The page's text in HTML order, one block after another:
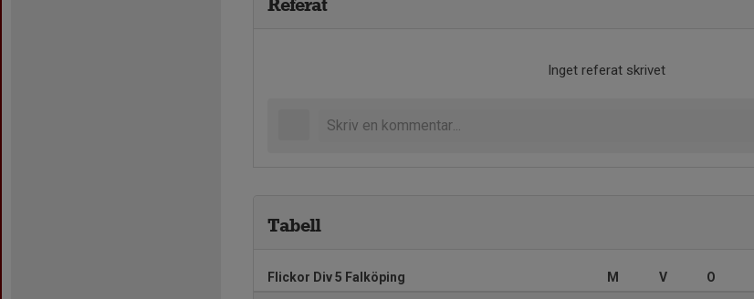
Referat
Inget referat skrivet
Tabell
Flickor Div 5 Falköping M V O